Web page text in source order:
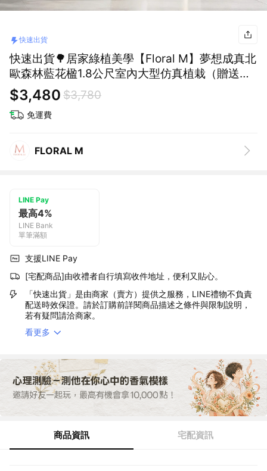
快速出貨
快速出貨🌳居家綠植美學【Floral M】夢想成真北
歐森林藍花楹1.8公尺室內大型仿真植栽（贈送花
盆）
$3,480 $3,780
免運費
FLORAL M
LINE Pay
最高4%
LINE Bank
單筆滿額
支援LINE Pay
[宅配商品]由收禮者自行填寫收件地址，便利又貼心。
「快速出貨」是由商家（賣方）提供之服務，LINE禮物不負責
配送時效保證。請於訂購前詳閱商品描述之條件與限制說明，
若有疑問請洽商家。
看更多
商品資訊 宅配資訊